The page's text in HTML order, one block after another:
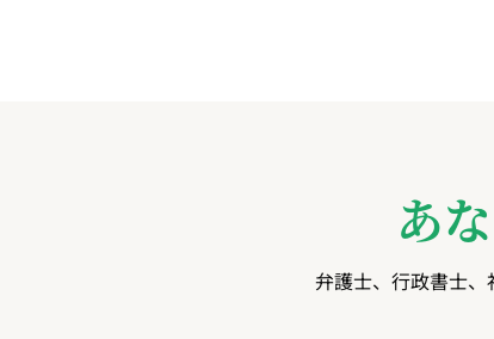
あ
弁護士、行政書士、